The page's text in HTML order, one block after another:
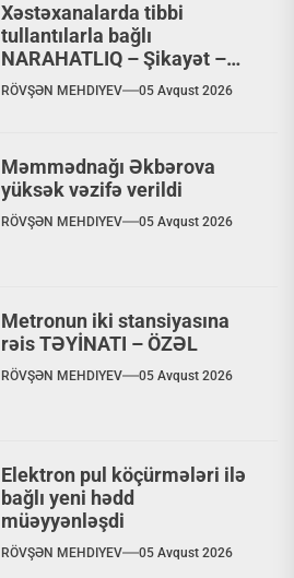
Xəstəxanalarda tibbi
tullantılarla bağlı
NARAHATLIQ – Şikayət –
VİDEO
RÖVŞƏN MEHDIYEV 05 Avqust 2026
Məmmədnağı Əkbərova
yüksək vəzifə verildi
RÖVŞƏN MEHDIYEV 05 Avqust 2026
Metronun iki stansiyasına
rəis TƏYİNATI – ÖZƏL
RÖVŞƏN MEHDIYEV 05 Avqust 2026
Elektron pul köçürmələri ilə
bağlı yeni hədd
müəyyənləşdi
RÖVŞƏN MEHDIYEV 05 Avqust 2026